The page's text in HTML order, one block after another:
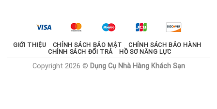
1.785.000 ₫.
GIỚI THIỆU CHÍNH SÁCH BẢO MẬT
CHÍNH SÁCH BẢO HÀNH
CHÍNH SÁCH ĐỔI TRẢ
HỒ SƠ NĂNG LỰC
Copyright 2026 © Dụng Cụ Nhà Hàng Khách Sạn